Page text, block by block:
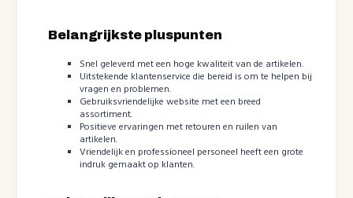
Belangrijkste pluspunten
Snel geleverd met een hoge kwaliteit van de artikelen.
Uitstekende klantenservice die bereid is om te helpen bij
vragen en problemen.
Gebruiksvriendelijke website met een breed
assortiment.
Positieve ervaringen met retouren en ruilen van
artikelen.
Vriendelijk en professioneel personeel heeft een grote
indruk gemaakt op klanten.